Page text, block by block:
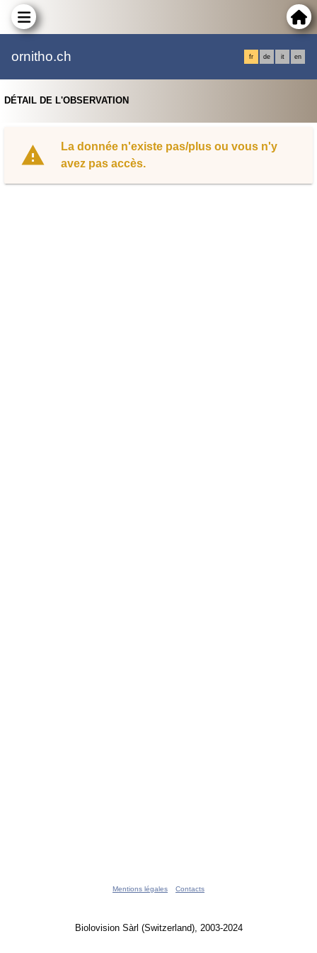
ornitho.ch fr de it en
DÉTAIL DE L'OBSERVATION
La donnée n'existe pas/plus ou vous n'y
avez pas accès.
Mentions légales Contacts
Biolovision Sàrl (Switzerland), 2003-2024